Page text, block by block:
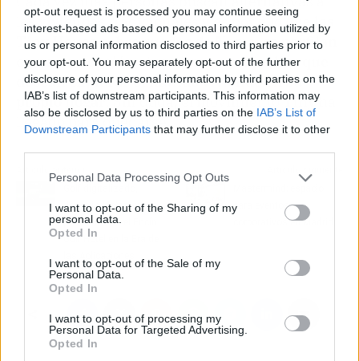
opt-out request is processed you may continue seeing
interest-based ads based on personal information utilized by
us or personal information disclosed to third parties prior to
your opt-out. You may separately opt-out of the further
disclosure of your personal information by third parties on the
IAB’s list of downstream participants. This information may
also be disclosed by us to third parties on the IAB’s List of
Downstream Participants that may further disclose it to other
Personal Data Processing Opt Outs
I want to opt-out of the Sharing of my
personal data.
Opted In
I want to opt-out of the Sale of my
Personal Data.
Opted In
I want to opt-out of processing my
Personal Data for Targeted Advertising.
Opted In
las viviendas tradicionales y es por ello que las
Tiny House sobre ruedas de Noma, se perfilan
como una opción atractiva para aquellos que
desean explorar el mundo viviendo en su
propio hogar. Sin duda, el movimientoTinyha
llegado para quedarse.
Joaquín Molpeceres
presidente de el Encín
Golf Hotel en la Era de
para eventos
corporativos en Madrid